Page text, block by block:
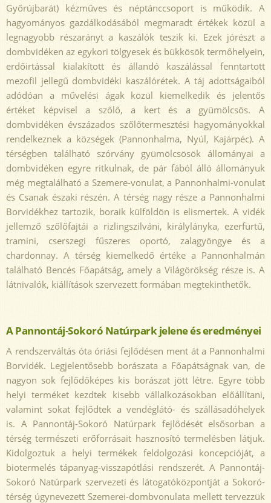
Győrújbarát) kézműves és néptánccsoport is működik. A
hagyományos gazdálkodásából megmaradt értékek közül a
legnagyobb részarányt a kaszálók teszik ki. Ezek jórészt a
dombvidéken az egykori tölgyesek és bükkösök termőhelyein,
erdőirtással kialakított és állandó kaszálással fenntartott
mezofil jellegű dombvidéki kaszálórétek. A táj adottságaiból
adódóan a művelési ágak közül kiemelkedik és jelentős
értéket képvisel a szőlő, a kert és a gyümölcsös. A
dombvidéken évszázados szőlőtermesztési hagyományokkal
rendelkeznek a községek (Pannonhalma, Nyúl, Kajárpéc). A
térségben található szórvány gyümölcsösök állományai a
dombvidéken egyre ritkulnak, de pár fából álló állományuk
még megtalálható a Szemere-vonulat, a Pannonhalmi-vonulat
és Csanak északi részén. A térség nagy része a Pannonhalmi
Borvidékhez tartozik, boraik külföldön is elismertek. A vidék
jellemző szőlőfajtái a rizlingszilváni, királylányka, ezerfürtű,
tramini, cserszegi fűszeres oportó, zalagyöngye és a
chardonnay. A térség kiemelkedő értéke a Pannonhalmán
található Bencés Főapátság, amely a Világörökség része is. A
látnivalók, kiállítások szervezett formában megtekinthetők.
A Pannontáj-Sokoró Natúrpark jelene és eredményei
A rendszerváltás óta óriási fejlődésen ment át a Pannonhalmi
Borvidék. Legjelentősebb borászata a Főapátságnak van, de
nagyon sok fejlődőképes kis borászat jött létre. Egyre több
helyi terméket kezdtek kisebb vállalkozásokban előállítani,
valamint sokat fejlődtek a vendéglátó- és szállásadóhelyek
is. A Pannontáj-Sokoró Natúrpark fejlődését elsősorban a
térség természeti erőforrásait hasznosító termelésben látjuk.
Kidolgoztuk a helyi termékek feldolgozási koncepcióját, a
biotermelés tápanyag-visszapótlási rendszerét. A Pannontáj-
Sokoró Natúrpark szervezeti és látogatóközpontját a Sokoró-
térség úgynevezett Szemerei-dombvonulata mellett tervezzük